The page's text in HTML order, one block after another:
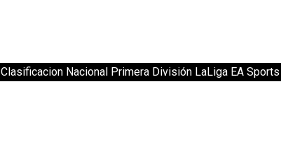
Clasificacion Nacional Primera División LaLiga EA Sports